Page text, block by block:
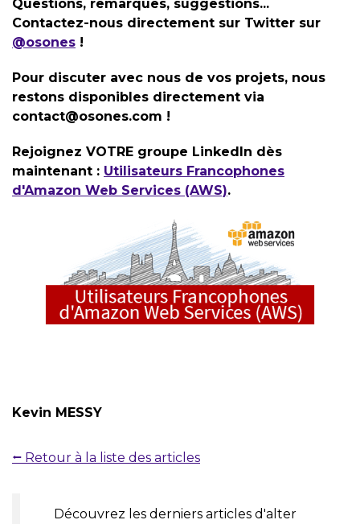
Questions, remarques, suggestions...
Contactez-nous directement sur Twitter sur
@osones !
Pour discuter avec nous de vos projets, nous
restons disponibles directement via
contact@osones.com !
Rejoignez VOTRE groupe LinkedIn dès
maintenant : Utilisateurs Francophones
d'Amazon Web Services (AWS).
Kevin MESSY
⭠ Retour à la liste des articles
Découvrez les derniers articles d'alter